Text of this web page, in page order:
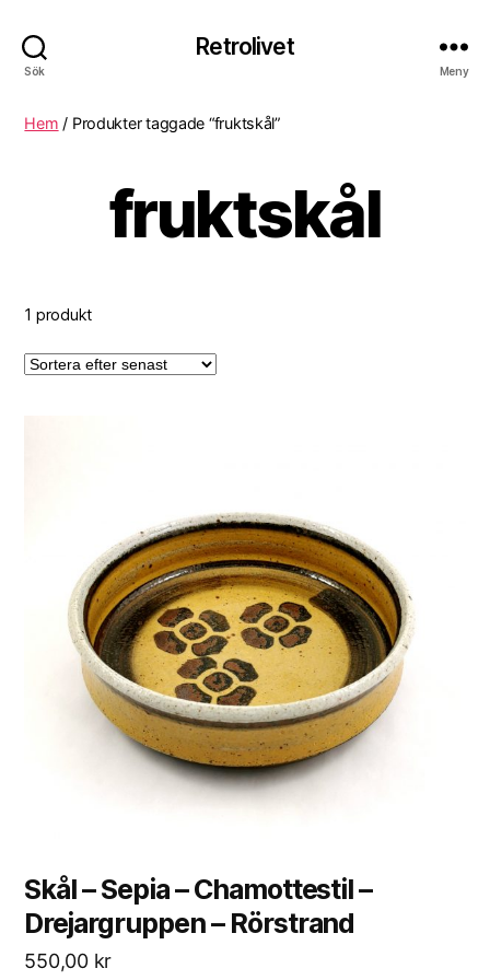
Sök
Retrolivet
Meny
Hem / Produkter taggade “fruktskål”
fruktskål
1 produkt
Skål – Sepia – Chamottestil –
Drejargruppen – Rörstrand
550,00 kr